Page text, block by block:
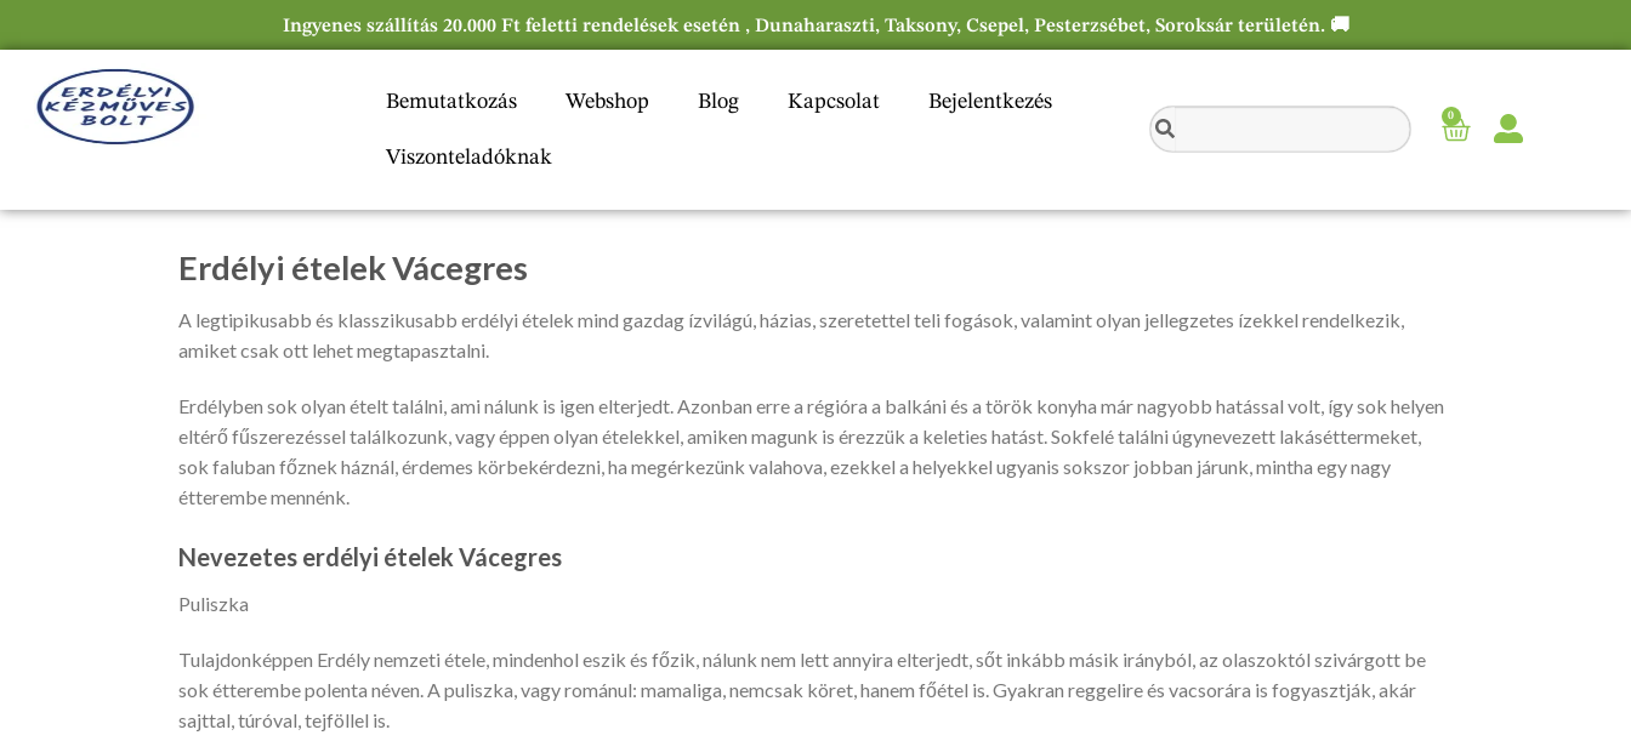
Ingyenes szállítás 20.000 Ft feletti rendelések esetén , Dunaharaszti, Taksony, Csepel, Pesterzsébet, Soroksár területén. 🚚
Bemutatkozás Webshop Blog Kapcsolat Bejelentkezés
Viszonteladóknak
0
Erdélyi ételek Vácegres
A legtipikusabb és klasszikusabb erdélyi ételek mind gazdag ízvilágú, házias, szeretettel teli fogások, valamint olyan jellegzetes ízekkel rendelkezik,
amiket csak ott lehet megtapasztalni.
Erdélyben sok olyan ételt találni, ami nálunk is igen elterjedt. Azonban erre a régióra a balkáni és a török konyha már nagyobb hatással volt, így sok helyen
eltérő fűszerezéssel találkozunk, vagy éppen olyan ételekkel, amiken magunk is érezzük a keleties hatást. Sokfelé találni úgynevezett lakáséttermeket,
sok faluban főznek háznál, érdemes körbekérdezni, ha megérkezünk valahova, ezekkel a helyekkel ugyanis sokszor jobban járunk, mintha egy nagy
étterembe mennénk.
Nevezetes erdélyi ételek Vácegres
Puliszka
Tulajdonképpen Erdély nemzeti étele, mindenhol eszik és főzik, nálunk nem lett annyira elterjedt, sőt inkább másik irányból, az olaszoktól szivárgott be
sok étterembe polenta néven. A puliszka, vagy románul: mamaliga, nemcsak köret, hanem főétel is. Gyakran reggelire és vacsorára is fogyasztják, akár
sajttal, túróval, tejföllel is.